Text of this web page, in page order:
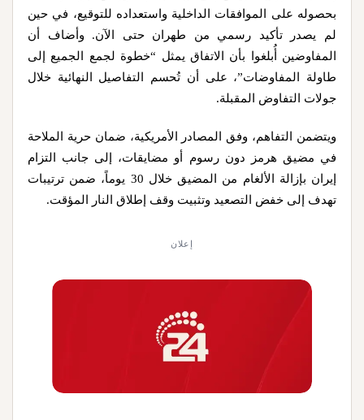
بحصوله على الموافقات الداخلية واستعداده للتوقيع، في حين
لم يصدر تأكيد رسمي من طهران حتى الآن. وأضاف أن
المفاوضين أُبلغوا بأن الاتفاق يمثل “خطوة لجمع الجميع إلى
طاولة المفاوضات”، على أن تُحسم التفاصيل النهائية خلال
جولات التفاوض المقبلة.
ويتضمن التفاهم، وفق المصادر الأمريكية، ضمان حرية الملاحة
في مضيق هرمز دون رسوم أو مضايقات، إلى جانب التزام
إيران بإزالة الألغام من المضيق خلال 30 يوماً، ضمن ترتيبات
تهدف إلى خفض التصعيد وتثبيت وقف إطلاق النار المؤقت.
إعلان